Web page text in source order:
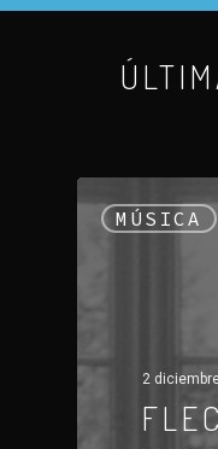
MÚSICA
2